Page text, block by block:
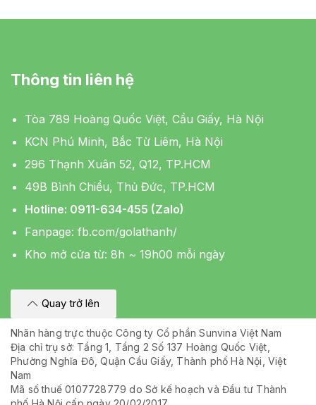
Thông tin liên hệ
Tòa 789 Hoàng Quốc Việt, Cầu Giấy, Hà Nội
KCN Phú Minh, Bắc Từ Liêm, Hà Nội
296 Thạnh Xuân 52, Q12, TP.HCM
49B Bình Chiểu, Thủ Đức, TP.HCM
Hotline: 0911-634-455 (Zalo)
Fanpage: fb.com/golathanh/
Kho mở cửa từ: 8h ~ 19h00 mỗi ngày
Quay trở lên
Nhãn hàng trực thuộc Công ty Cổ phần Sunvina Việt Nam
Địa chỉ trụ sở: Tầng 1, Tầng 2 Số 137 Hoàng Quốc Việt,
Phường Nghĩa Đô, Quận Cầu Giấy, Thành phố Hà Nội, Việt
Nam
Mã số thuế 0107728779 do Sở kế hoạch và Đầu tư Thành